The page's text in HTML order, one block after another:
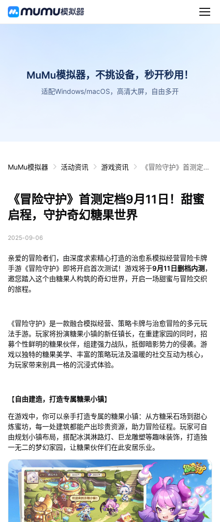
MuMu模拟器，不挑设备，秒开秒用！
适配Windows/macOS，高清大屏，自由多开
MuMu模拟器 活动资讯 游戏资讯
《冒险守护》首测定档
《冒险守护》首测定档9月11日！甜蜜
启程，守护奇幻糖果世界
2025-09-06
亲爱的冒险者们，由深度求索精心打造的治愈系模拟经营冒险卡牌
手游《冒险守护》即将开启首次测试！游戏将于9月11日删档内测 ，
邀您踏入这个由糖果人构筑的奇幻世界，开启一场甜蜜与冒险交织
的旅程。
《冒险守护》是一款融合模拟经营、策略卡牌与治愈冒险的多元玩
法手游。玩家将扮演糖果小镇的新任镇长，在重建家园的同时，招
募个性鲜明的糖果伙伴，组建强力战队，抵御暗影势力的侵袭。游
戏以独特的糖果美学、丰富的策略玩法及温暖的社交互动为核心，
为玩家带来别具一格的沉浸式体验。
【自由建造，打造专属糖果小镇】
在游戏中，你可以亲手打造专属的糖果小镇：从方糖采石场到甜心
炼蜜坊，每一处建筑都能产出珍贵资源，助力冒险征程。玩家可自
由规划小镇布局，搭配冰淇淋路灯、巨龙雕塑等趣味装饰，打造独
一无二的梦幻家园，让糖果伙伴们在此安居乐业。